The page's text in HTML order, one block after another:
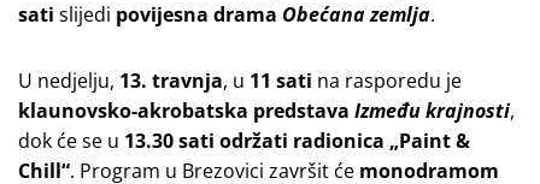
sati slijedi povijesna drama Obećana zemlja.
U nedjelju, 13. travnja, u 11 sati na rasporedu je
klaunovsko-akrobatska predstava Između krajnosti,
dok će se u 13.30 sati održati radionica „Paint &
Chill“. Program u Brezovici završit će monodramom